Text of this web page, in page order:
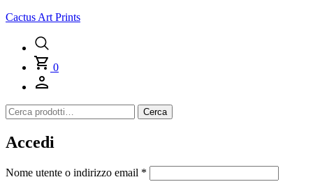
Cactus Art Prints
0
Cerca: Cerca
Accedi
Nome utente o indirizzo email *